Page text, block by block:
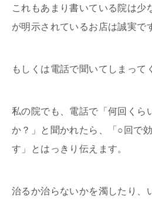
これもあまり書いている院は少
が明示されているお店は誠実で
もしくは電話で聞いてしまって
私の院でも、電話で「何回くら
か？」と聞かれたら、「○回で
す」とはっきり伝えます。
治るか治らないかを濁したり、